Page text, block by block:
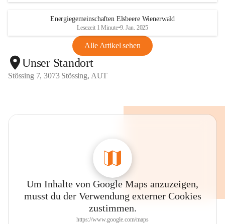
Energiegemeinschaften Elsbeere Wienerwald
Lesezeit 1 Minute•9. Jan. 2025
Alle Artikel sehen
Unser Standort
Stössing 7, 3073 Stössing, AUT
Um Inhalte von Google Maps anzuzeigen,
musst du der Verwendung externer Cookies
zustimmen.
https://www.google.com/maps